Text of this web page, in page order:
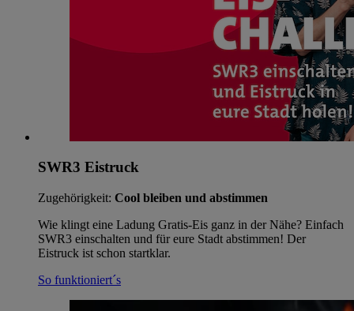
SWR3 Eistruck
Zugehörigkeit: Cool bleiben und abstimmen
Wie klingt eine Ladung Gratis-Eis ganz in der Nähe? Einfach
SWR3 einschalten und für eure Stadt abstimmen! Der
Eistruck ist schon startklar.
So funktioniert´s